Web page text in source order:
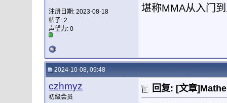
注册日期: 2023-08-18
帖子: 2
声望力: 0
堪称MMA从入门
2024-10-08, 09:48
czhmyz
初级会员
回复: [文章